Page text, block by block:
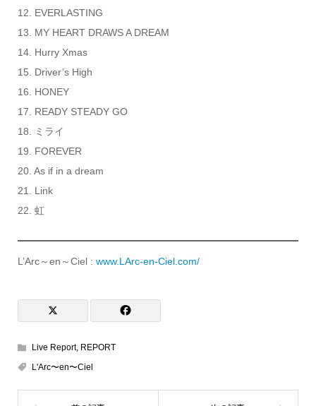
12. EVERLASTING
13. MY HEART DRAWS A DREAM
14. Hurry Xmas
15. Driver’s High
16. HONEY
17. READY STEADY GO
18. ミライ
19. FOREVER
20. As if in a dream
21. Link
22. 虹
L’Arc～en～Ciel : www.LArc-en-Ciel.com/
Live Report, REPORT
L'Arc〜en〜Ciel